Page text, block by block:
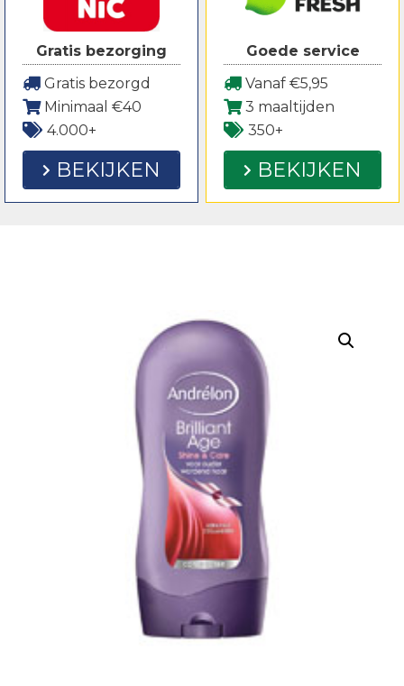
Gratis bezorging
Gratis bezorgd
Minimaal €40
4.000+
BEKIJKEN
Goede service
Vanaf €5,95
3 maaltijden
350+
BEKIJKEN